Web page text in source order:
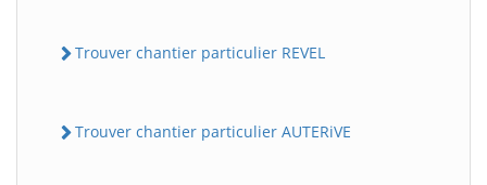
Trouver chantier particulier REVEL
Trouver chantier particulier AUTERiVE